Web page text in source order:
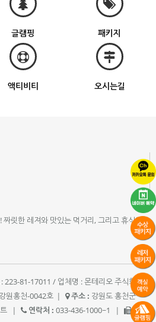
글램핑 패키지
액티비티 오시는길
릿한 레져와 맛있는 먹거리, 그리고 휴식이
223-81-17011 / 업체명 : 몬테리오 주식회사
원홍천-0042호 | 주소 : 강원도 홍천군
| 연락처 : 033-436-1000~1
|